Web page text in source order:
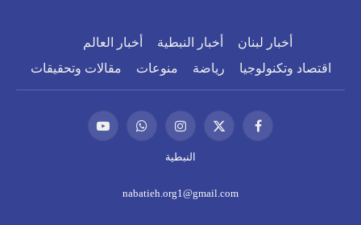
أخبار لبنان أخبار النبطية
أخبار العالم
اقتصاد وتكنولوجيا
رياضة منوعات مقالات وتحقيقات
فيسبوكX
(Twitter)
الانستغرامواتساب يوتيوب
النبطية
nabatieh.org1@gmail.com